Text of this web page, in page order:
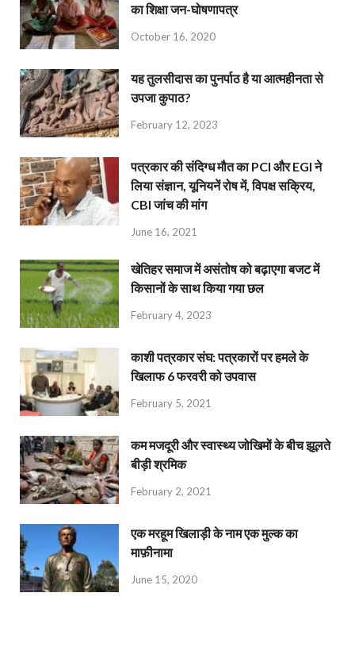
का शिक्षा जन-घोषणापत्र
October 16, 2020
यह तुलसीदास का पुनर्पाठ है या आत्महीनता से
उपजा कुपाठ?
February 12, 2023
पत्रकार की संदिग्ध मौत का PCI और EGI ने
लिया संज्ञान, यूनियनें रोष में, विपक्ष सक्रिय,
CBI जांच की मांग
June 16, 2021
खेतिहर समाज में असंतोष को बढ़ाएगा बजट में
किसानों के साथ किया गया छल
February 4, 2023
काशी पत्रकार संघ: पत्रकारों पर हमले के
खिलाफ 6 फरवरी को उपवास
February 5, 2021
कम मजदूरी और स्वास्थ्य जोखिमों के बीच झूलते
बीड़ी श्रमिक
February 2, 2021
एक मरहूम खिलाड़ी के नाम एक मुल्क का
माफ़ीनामा
June 15, 2020